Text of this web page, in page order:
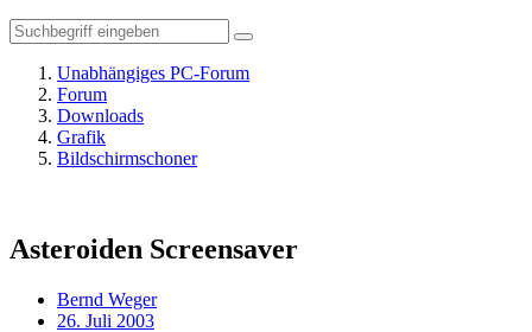
Unabhängiges PC-Forum
Forum
Downloads
Grafik
Bildschirmschoner
Asteroiden Screensaver
Bernd Weger
26. Juli 2003